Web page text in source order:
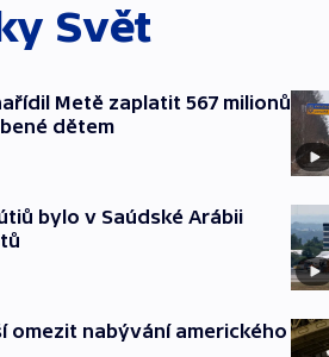
Svět
Metě zaplatit 567 milionů
dětem
bylo v Saúdské Arábii
omezit nabývání amerického